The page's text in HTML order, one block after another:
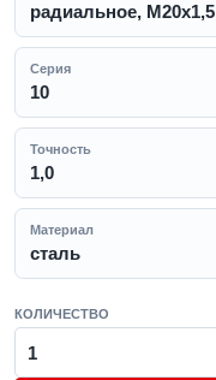
радиальное, M20x1,5
Серия
10
Точность
1,0
Материал
сталь
КОЛИЧЕСТВО